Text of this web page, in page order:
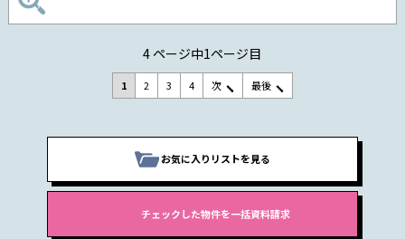
4 ページ中1ページ目
1 2 3 4 次 最後
お気に入りリストを見る